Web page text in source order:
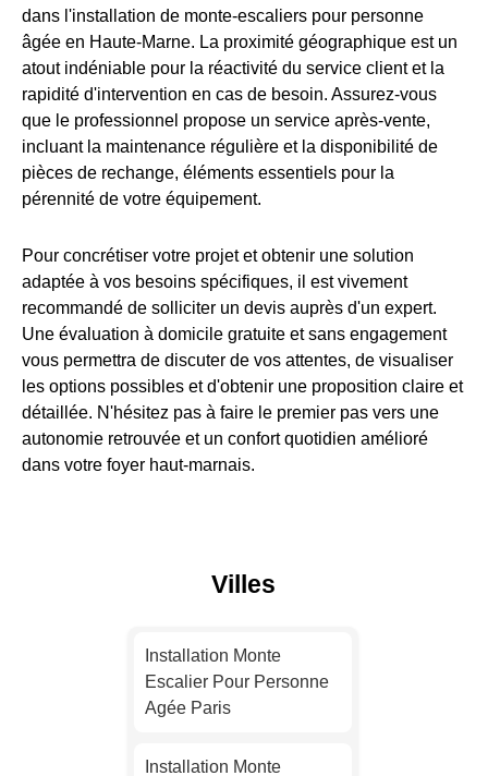
dans l'installation de monte-escaliers pour personne
âgée en Haute-Marne. La proximité géographique est un
atout indéniable pour la réactivité du service client et la
rapidité d'intervention en cas de besoin. Assurez-vous
que le professionnel propose un service après-vente,
incluant la maintenance régulière et la disponibilité de
pièces de rechange, éléments essentiels pour la
pérennité de votre équipement.
Pour concrétiser votre projet et obtenir une solution
adaptée à vos besoins spécifiques, il est vivement
recommandé de solliciter un devis auprès d'un expert.
Une évaluation à domicile gratuite et sans engagement
vous permettra de discuter de vos attentes, de visualiser
les options possibles et d'obtenir une proposition claire et
détaillée. N'hésitez pas à faire le premier pas vers une
autonomie retrouvée et un confort quotidien amélioré
dans votre foyer haut-marnais.
Villes
Installation Monte
Escalier Pour Personne
Agée Paris
Installation Monte